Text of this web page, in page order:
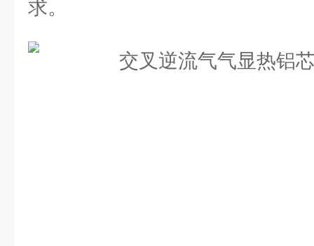
求。